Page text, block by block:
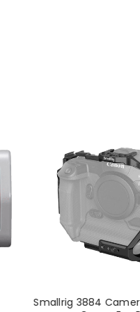
Smallrig 3884